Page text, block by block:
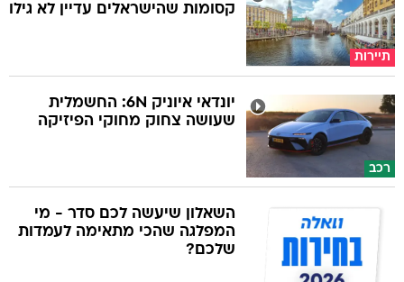
תיירות
קסומות שהישראלים עדיין לא גילו
רכב
יונדאי איוניק 6N: החשמלית
שעושה צחוק מחוקי הפיזיקה
השאלון שיעשה לכם סדר - מי
המפלגה שהכי מתאימה לעמדות
שלכם?